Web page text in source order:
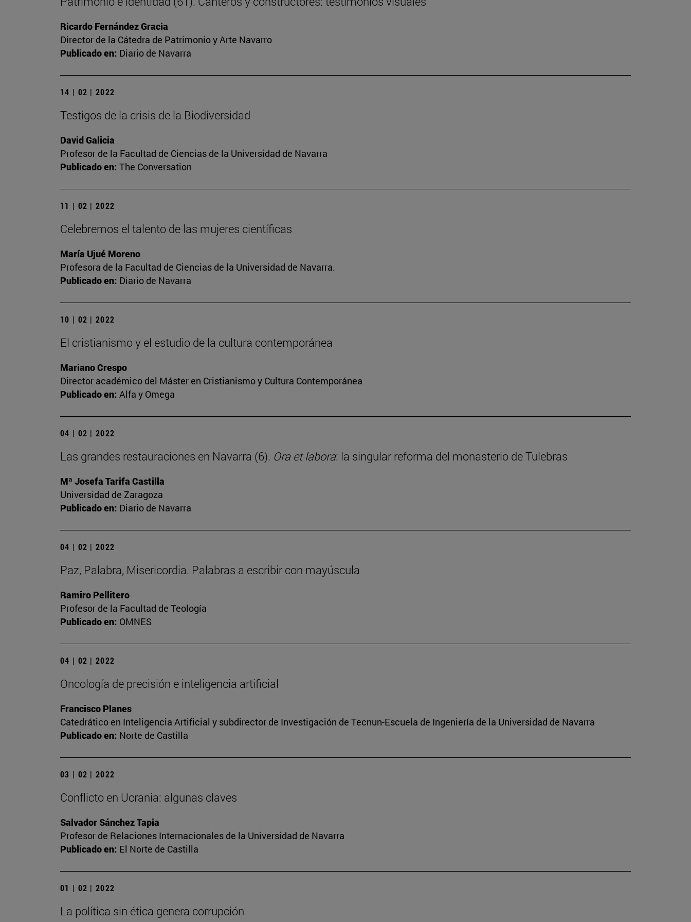
Ricardo Fernández Gracia
Director de la Cátedra de Patrimonio y Arte Navarro
Publicado en: Diario de Navarra
14 | 02 | 2022
Testigos de la crisis de la Biodiversidad
David Galicia
Profesor de la Facultad de Ciencias de la Universidad de Navarra
Publicado en: The Conversation
11 | 02 | 2022
Celebremos el talento de las mujeres científicas
María Ujué Moreno
Profesora de la Facultad de Ciencias de la Universidad de Navarra.
Publicado en: Diario de Navarra
10 | 02 | 2022
El cristianismo y el estudio de la cultura contemporánea
Mariano Crespo
Director académico del Máster en Cristianismo y Cultura Contemporánea
Publicado en: Alfa y Omega
04 | 02 | 2022
Las grandes restauraciones en Navarra (6). Ora et labora: la singular reforma del monasterio de Tulebras
Mª Josefa Tarifa Castilla
Universidad de Zaragoza
Publicado en: Diario de Navarra
04 | 02 | 2022
Paz, Palabra, Misericordia. Palabras a escribir con mayúscula
Ramiro Pellitero
Profesor de la Facultad de Teología
Publicado en: OMNES
04 | 02 | 2022
Oncología de precisión e inteligencia artificial
Francisco Planes
Catedrático en Inteligencia Artificial y subdirector de Investigación de Tecnun-Escuela de Ingeniería de la Universidad de Navarra
Publicado en: Norte de Castilla
03 | 02 | 2022
Conflicto en Ucrania: algunas claves
Salvador Sánchez Tapia
Profesor de Relaciones Internacionales de la Universidad de Navarra
Publicado en: El Norte de Castilla
01 | 02 | 2022
La política sin ética genera corrupción